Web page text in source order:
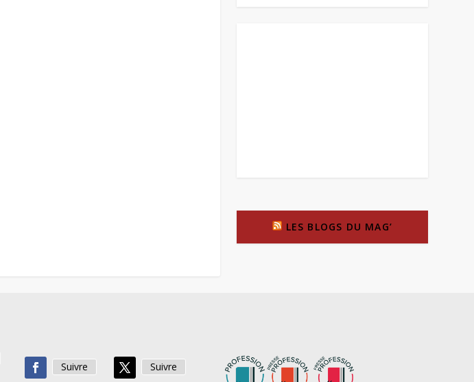
LES BLOGS DU MAG’
Suivre Suivre